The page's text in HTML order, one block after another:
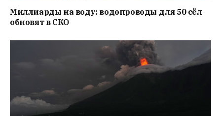
Миллиарды на воду: водопроводы для 50 сёл
обновят в СКО